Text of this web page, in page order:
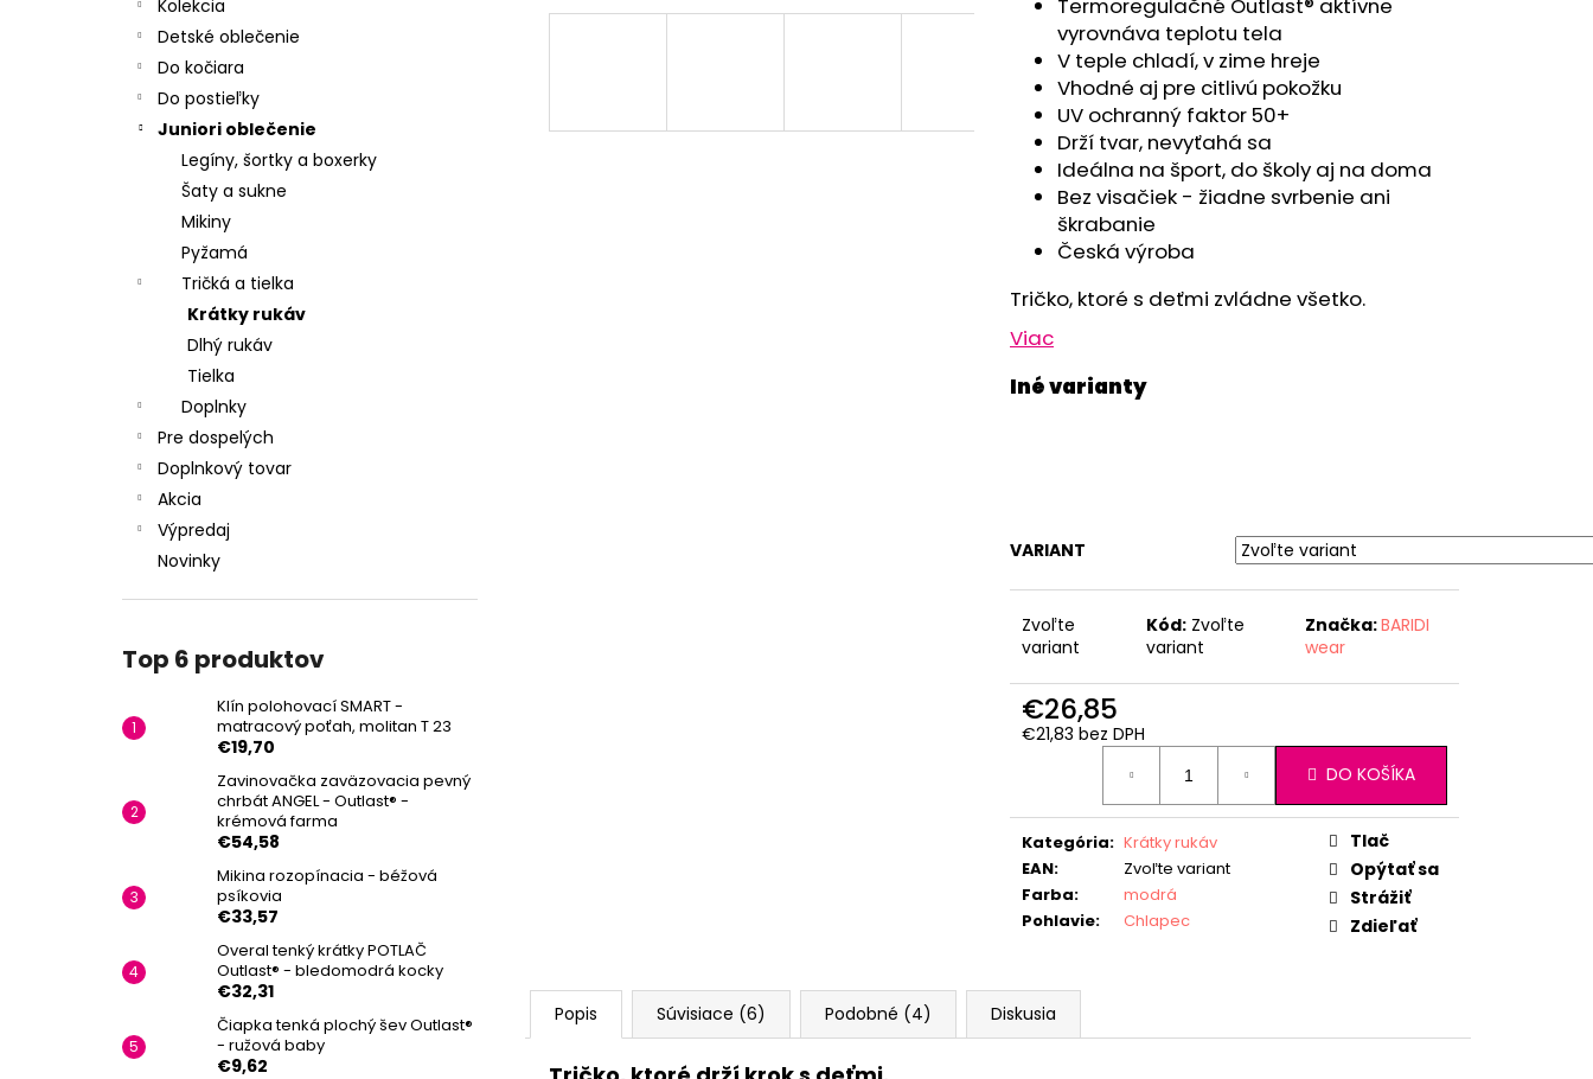
Kolekcia
Detské oblečenie
Do kočiara
Do postieľky
Juniori oblečenie
Legíny, šortky a boxerky
Šaty a sukne
Mikiny
Pyžamá
Tričká a tielka
Krátky rukáv
Dlhý rukáv
Tielka
Doplnky
Pre dospelých
Doplnkový tovar
Akcia
Výpredaj
Novinky
Top 6 produktov
Klín polohovací SMART -
matracový poťah, molitan T 23
€19,70
Zavinovačka zaväzovacia pevný
chrbát ANGEL - Outlast® -
krémová farma
€54,58
Mikina rozopínacia - béžová
psíkovia
€33,57
Overal tenký krátky POTLAČ
Outlast® - bledomodrá kocky
€32,31
Čiapka tenká plochý šev Outlast®
- ružová baby
€9,62
Termoregulačné Outlast® aktívne
vyrovnáva teplotu tela
V teple chladí, v zime hreje
Vhodné aj pre citlivú pokožku
UV ochranný faktor 50+
Drží tvar, nevyťahá sa
Ideálna na šport, do školy aj na doma
Bez visačiek - žiadne svrbenie ani
škrabanie
Česká výroba
Tričko, ktoré s deťmi zvládne všetko.
Viac
VARIANT
Zvoľte
variant
Kód: Zvoľte
variant
Značka:BARIDI
wear
€26,85
€21,83 bez DPH
Jednotková
DO KOŠÍKA
Kategória: Krátky rukáv
EAN:
Zvoľte variant
Farba:
modrá
Pohlavie: Chlapec
Tlač
Opýtať sa
Strážiť
Zdieľať
Popis Súvisiace (6) Podobné (4) Diskusia
€19,70
FARMA